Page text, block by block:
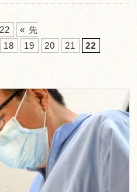
« 先
18 19 20 21 22